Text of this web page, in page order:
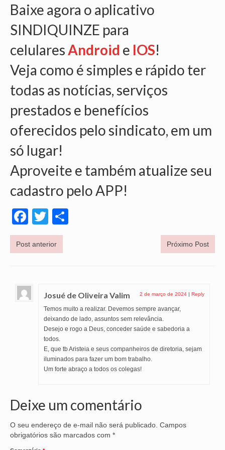
Baixe agora o aplicativo
SINDIQUINZE para
celularesAndroid e IOS!
Veja como é simples e rápido ter
todas as notícias, serviços
prestados e benefícios
oferecidos pelo sindicato, em um
só lugar!
Aproveite e também atualize seu
cadastro pelo APP!
Facebook
Twitter
Post anterior Próximo Post
Josué de Oliveira Valim 2 de março de 2024 | Reply
Temos muito a realizar. Devemos sempre avançar,
deixando de lado, assuntos sem relevância.
Desejo e rogo a Deus, conceder saúde e sabedoria a
todos.
E, que tb Aristeia e seus companheiros de diretoria, sejam
iluminados para fazer um bom trabalho.
Um forte abraço a todos os colegas!
Deixe um comentário
O seu endereço de e-mail não será publicado. Campos
obrigatórios são marcados com *